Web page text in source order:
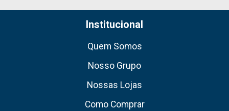
Institucional
Quem Somos
Nosso Grupo
Nossas Lojas
Como Comprar